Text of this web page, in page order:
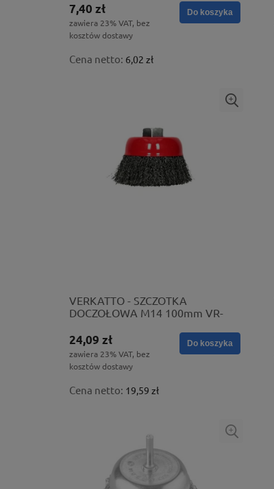
7,40 zł
zawiera 23% VAT, bez
kosztów dostawy
Cena netto: 6,02 zł
Do koszyka
VERKATTO - SZCZOTKA
DOCZOŁOWA M14 100mm VR-
24,09 zł
zawiera 23% VAT, bez
kosztów dostawy
Cena netto: 19,59 zł
Do koszyka